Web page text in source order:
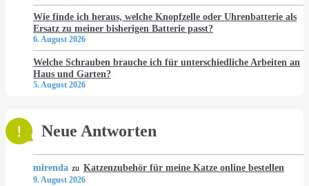
Wie finde ich heraus, welche Knopfzelle oder Uhrenbatterie als
Ersatz zu meiner bisherigen Batterie passt?
6. August 2026
Welche Schrauben brauche ich für unterschiedliche Arbeiten an
Haus und Garten?
5. August 2026
Neue Antworten
mirenda zu Katzenzubehör für meine Katze online bestellen
9. August 2026